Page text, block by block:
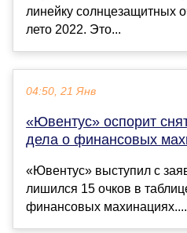
линейку солнцезащитных
лето 2022. Это...
04:50, 21 Янв
«Ювентус» оспорит
дела о финансовых
«Ювентус» выступил с
лишился 15 очков в
финансовых махинациях....